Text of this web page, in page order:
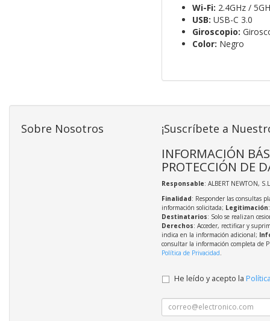
Wi-Fi: 2.4GHz /
USB: USB-C 3.0
Giroscopio:
Color: Negro
Sobre Nosotros ¡Suscríbete a
INFORMACIÓN
PROTECCIÓN DE
Responsable: ALBERT NEWTON,
Finalidad: Responder las consultas
información solicitada; Legitimación
Destinatarios: Solo se realizan
Derechos: Acceder, rectificar y
indica en la información adicional;
consultar la información completa de
Política de Privacidad.
He leído y acepto la